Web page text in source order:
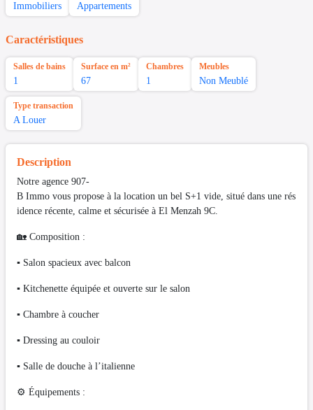
Immobiliers Appartements
Caractéristiques
Salles de bains
1
Surface en m²
67
Chambres
1
Meubles
Non Meublé
Type transaction
A Louer
Description
Notre agence 907-
B Immo vous propose à la location un bel S+1 vide, situé dans une rés
idence récente, calme et sécurisée à El Menzah 9C.
🏡 Composition :
▪️ Salon spacieux avec balcon
▪️ Kitchenette équipée et ouverte sur le salon
▪️ Chambre à coucher
▪️ Dressing au couloir
▪️ Salle de douche à l’italienne
⚙️ Équipements :